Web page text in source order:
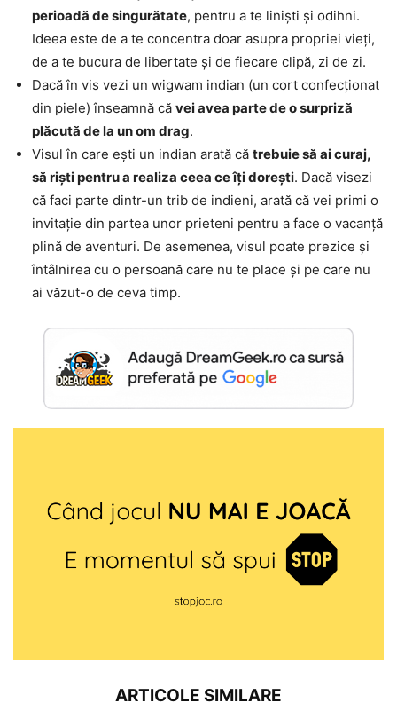
perioadă de singurătate, pentru a te liniști și odihni.
Ideea este de a te concentra doar asupra propriei vieți,
de a te bucura de libertate și de fiecare clipă, zi de zi.
Dacă în vis vezi un wigwam indian (un cort confecționat
din piele) înseamnă că vei avea parte de o surpriză
plăcută de la un om drag.
Visul în care ești un indian arată că trebuie să ai curaj,
să riști pentru a realiza ceea ce îți dorești. Dacă visezi
că faci parte dintr-un trib de indieni, arată că vei primi o
invitație din partea unor prieteni pentru a face o vacanță
plină de aventuri. De asemenea, visul poate prezice și
întâlnirea cu o persoană care nu te place și pe care nu
ai văzut-o de ceva timp.
ARTICOLE SIMILARE